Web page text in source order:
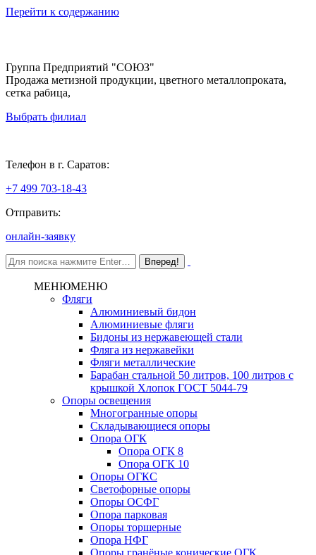
Перейти к содержанию
Группа Предприятий "СОЮЗ"
Продажа метизной продукции, цветного металлопроката,
сетка рабица,
Выбрать филиал
Телефон в г. Саратов:
+7 499 703-18-43
Отправить:
онлайн-заявку
МЕНЮМЕНЮ
Фляги
Алюминиевый бидон
Алюминиевые фляги
Бидоны из нержавеющей стали
Фляга из нержавейки
Фляги металлические
Барабан стальной 50 литров, 100 литров с
крышкой Хлопок ГОСТ 5044-79
Опоры освещения
Многогранные опоры
Складывающиеся опоры
Опора ОГК
Опора ОГК 8
Опора ОГК 10
Опоры ОГКС
Светофорные опоры
Опоры ОСФГ
Опора парковая
Опоры торшерные
Опора НФГ
Опоры гранёные конические ОГК